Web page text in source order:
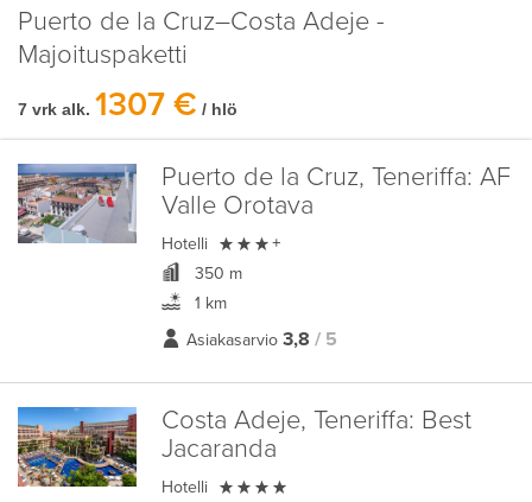
Puerto de la Cruz–Costa Adeje -
Majoituspaketti
7 vrk alk. 1307 € / hlö
Puerto de la Cruz, Teneriffa: AF
Valle Orotava
Hotelli  +
350 m
1 km
Asiakasarvio 3,8 / 5
Costa Adeje, Teneriffa: Best
Jacaranda
Hotelli 